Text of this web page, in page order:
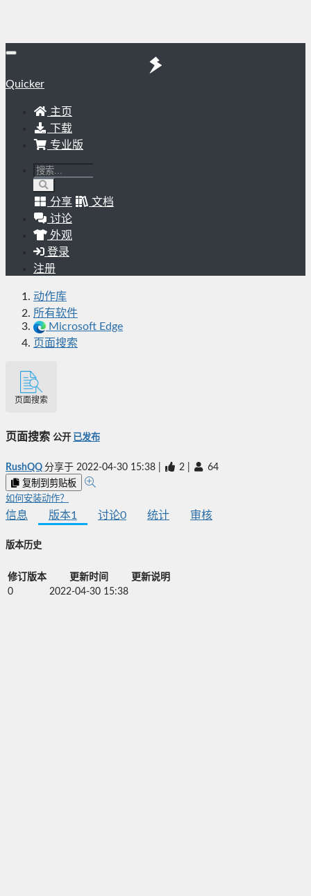
Quicker
主页
下载
专业版
分享
文档
讨论
外观
登录
注册
动作库
所有软件
Microsoft Edge
页面搜索
页面搜索
页面搜索 公开 已发布
RushQQ 分享于 2022-04-30 15:38 2 64
复制到剪贴板
如何安装动作？
信息 版本1 讨论0 统计 审核
版本历史
修订版本 更新时间
更新说明
0
2022-04-30 15:38